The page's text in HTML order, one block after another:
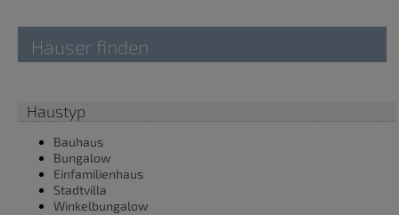
Häuser finden
Haustyp
Bauhaus
Bungalow
Einfamilienhaus
Stadtvilla
Winkelbungalow